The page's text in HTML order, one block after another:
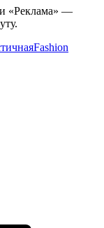
«Реклама» —
Fashion